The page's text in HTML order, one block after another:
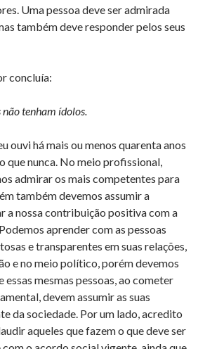
Uma pessoa deve ser admirada
também deve responder pelos seus
concluía:
não tenham ídolos.
ouvi há mais ou menos quarenta anos
que nunca. No meio profissional,
admirar os mais competentes para
também devemos assumir a
a nossa contribuição positiva com a
aprender com as pessoas
e transparentes em suas relações,
e no meio político, porém devemos
essas mesmas pessoas, ao cometer
devem assumir as suas
da sociedade. Por um lado, acredito
aqueles que fazem o que deve ser